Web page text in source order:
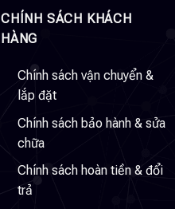
CHÍNH SÁCH KHÁCH
HÀNG
Chính sách vận chuyển &
lắp đặt
Chính sách bảo hành & sửa
chữa
Chính sách hoàn tiền & đổi
trả